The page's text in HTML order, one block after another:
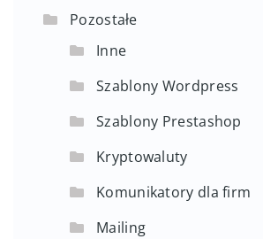
Pozostałe
Inne
Szablony Wordpress
Szablony Prestashop
Kryptowaluty
Komunikatory dla firm
Mailing